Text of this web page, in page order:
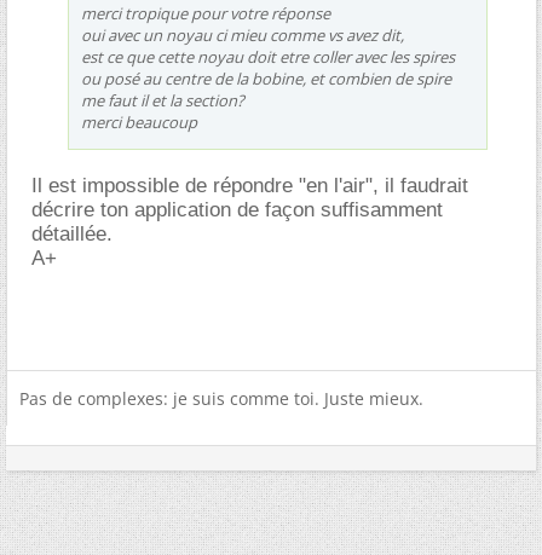
merci tropique pour votre réponse
oui avec un noyau ci mieu comme vs avez dit,
est ce que cette noyau doit etre coller avec les spires
ou posé au centre de la bobine, et combien de spire
me faut il et la section?
merci beaucoup
Il est impossible de répondre "en l'air", il faudrait
décrire ton application de façon suffisamment
détaillée.
A+
Pas de complexes: je suis comme toi. Juste mieux.